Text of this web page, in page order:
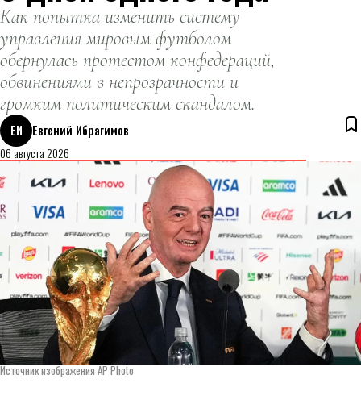
Как попытка изменить систему
управления мировым футболом
обернулась протестом конфедераций,
обвинениями в непрозрачности и
громким политическим скандалом.
ЕИ
Евгений Ибрагимов
06 августа 2026
Источник изображения AP Photo